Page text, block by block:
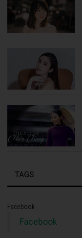
TAGS
Facebook
Facebook